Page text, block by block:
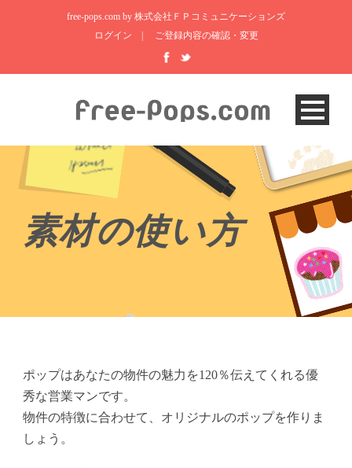
free-pops.com by 株式会社ＦＰコミュニケーションズ
ログイン
ご登録内容の確認・変更
素材の使い方
ポップはあなたの物件の魅力を120％伝えてくれる優
秀な営業マンです。
物件の特徴に合わせて、オリジナルのポップを作りま
しょう。